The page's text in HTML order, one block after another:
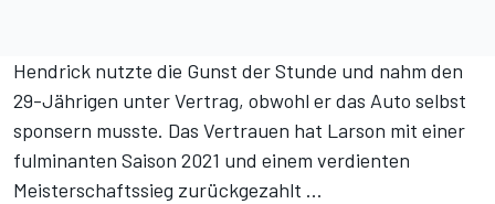
Hendrick nutzte die Gunst der Stunde und nahm den
29-Jährigen unter Vertrag, obwohl er das Auto selbst
sponsern musste. Das Vertrauen hat Larson mit einer
fulminanten Saison 2021 und einem verdienten
Meisterschaftssieg zurückgezahlt ...